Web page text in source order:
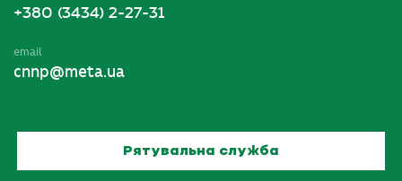
+380 (3434) 2-27-31
email
cnnp@meta.ua
Рятувальна служба